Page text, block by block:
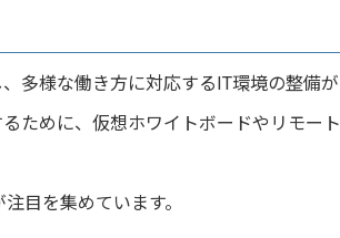
多様な働き方に対応するIT環境の整備が
ために、仮想ホワイトボードやリモート
目を集めています。